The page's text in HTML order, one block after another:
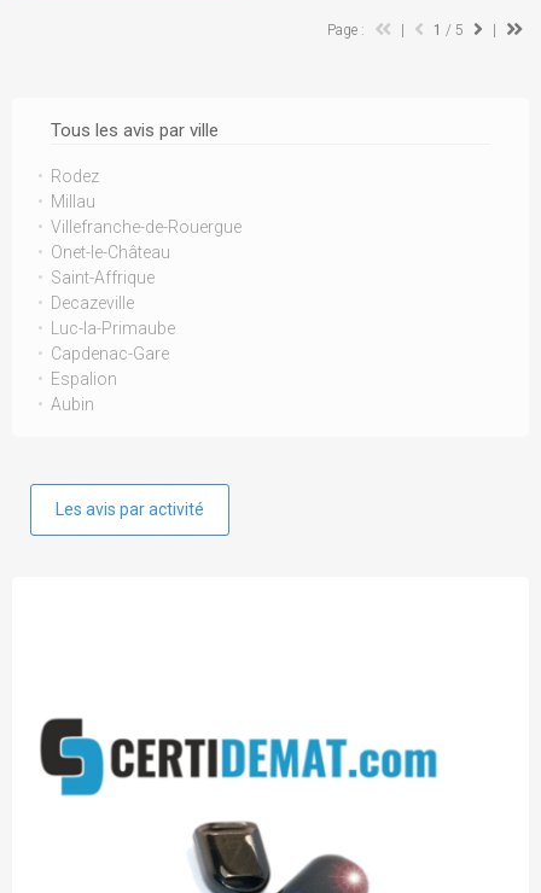
Tous les avis par ville
Rodez
Millau
Villefranche-de-Rouergue
Onet-le-Château
Saint-Affrique
Decazeville
Luc-la-Primaube
Capdenac-Gare
Espalion
Aubin
Les avis par activité
Page : 1 / 5